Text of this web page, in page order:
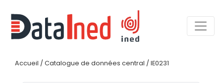
Accueil / Catalogue de données central / IE0231